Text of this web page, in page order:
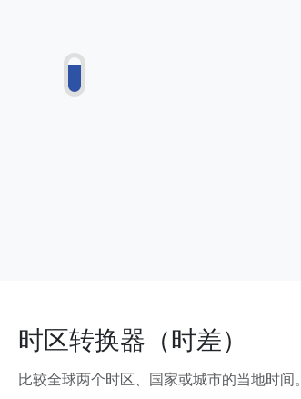
时区转换器（时差）
比较全球两个时区、国家或城市的当地时间。